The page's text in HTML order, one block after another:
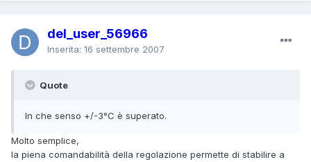
del_user_56966
Inserita: 16 settembre 2007
Quote
In che senso +/-3°C è superato.
Molto semplice,
la piena comandabilità della regolazione permette di stabilire a